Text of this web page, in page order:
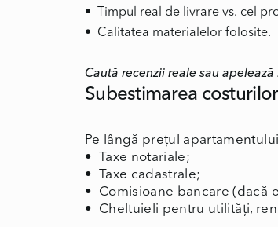
• Timpul real de livrare vs. cel
• Calitatea materialelor folosite.
Caută recenzii reale sau
Subestimarea
Pe lângă prețul
• Taxe notariale;
• Taxe cadastrale;
• Comisioane bancare (dacă
• Cheltuieli pentru utilități,